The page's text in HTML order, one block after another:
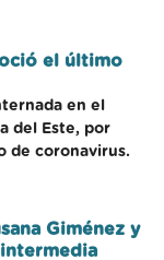
el último
en el
del Este, por
de coronavirus.
Giménez y